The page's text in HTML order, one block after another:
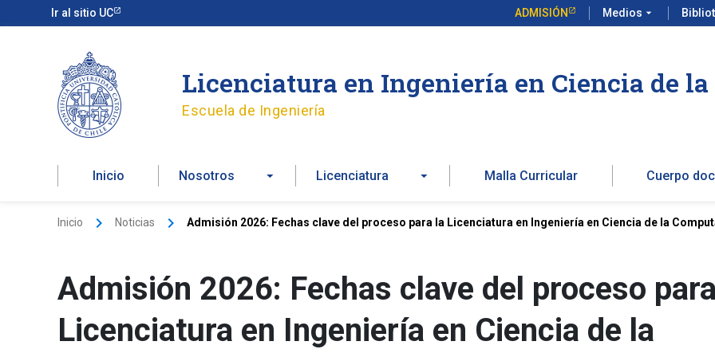
Ir al sitio UC ADMISIÓN Medios arrow_drop_down
al
Licenciatura en Ingeniería en Ciencia de
Escuela de Ingeniería
Inicio Nosotros Licenciatura Malla Curricular Cuerpo
Inicio Noticias Admisión 2026: Fechas clave del proceso para la Licenciatura en Ingeniería en Ciencia de la
Admisión 2026: Fechas clave del proceso
Licenciatura en Ingeniería en Ciencia de la